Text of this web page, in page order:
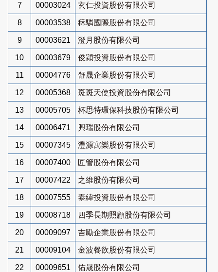
7 00003024 玄仁投資股份有限公司
8 00003538 秝驎國際股份有限公司
9 00003621 澄月股份有限公司
10 00003679 俊穎投資股份有限公司
11 00004776 舒晟企業股份有限公司
12 00005368 斑斑天使投資股份有限公司
13 00005705 杯思特環保科技股份有限公司
14 00006471 興瑞股份有限公司
15 00007345 灃源寓樂股份有限公司
16 00007400 匠管股份有限公司
17 00007422 之維股份有限公司
18 00007555 泰緯投資股份有限公司
19 00008718 四季長期照顧股份有限公司
20 00009097 吉勵企業股份有限公司
21 00009104 金波餐飲股份有限公司
22 00009651 佑晟股份有限公司